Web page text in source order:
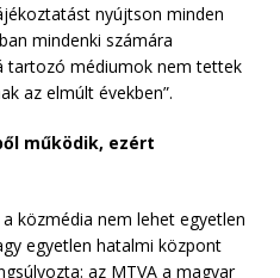
nyújtson minden
mindenki számára
tartozó médiumok nem tettek
az elmúlt években”.
működik, ezért
közmédia nem lehet egyetlen
egyetlen hatalmi központ
az MTVA a magyar